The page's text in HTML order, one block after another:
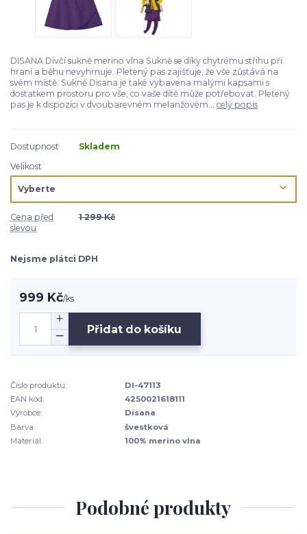
DISANA Dívčí sukně merino vlna Sukně se díky chytrému střihu při
hraní a běhu nevyhrnuje. Pletený pas zajišťuje, že vše zůstává na
svém místě. Sukně Disana je také vybavena malými kapsami s
dostatkem prostoru pro vše, co vaše dítě může potřebovat. Pletený
pas je k dispozici v dvoubarevném melanžovém... celý popis
Dostupnost
Skladem
Velikost
Cena před
slevou
1 299 Kč
Nejsme plátci DPH
999 Kč/ks
Přidat do košíku
Číslo produktu:
DI-47113
EAN kód:
4250021618111
Výrobce:
Disana
Barva:
švestková
Materiál:
100% merino vlna
Podobné produkty